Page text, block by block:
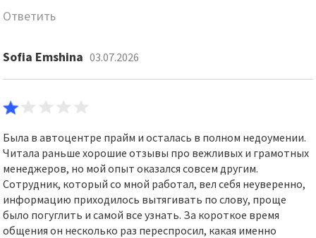
Ответить
Sofia Emshina 03.07.2026
Была в автоцентре прайм и осталась в полном недоумении.
Читала раньше хорошие отзывы про вежливых и грамотных
менеджеров, но мой опыт оказался совсем другим.
Сотрудник, который со мной работал, вел себя неуверенно,
информацию приходилось вытягивать по слову, проще
было погуглить и самой все узнать. За короткое время
общения он несколько раз переспросил, какая именно